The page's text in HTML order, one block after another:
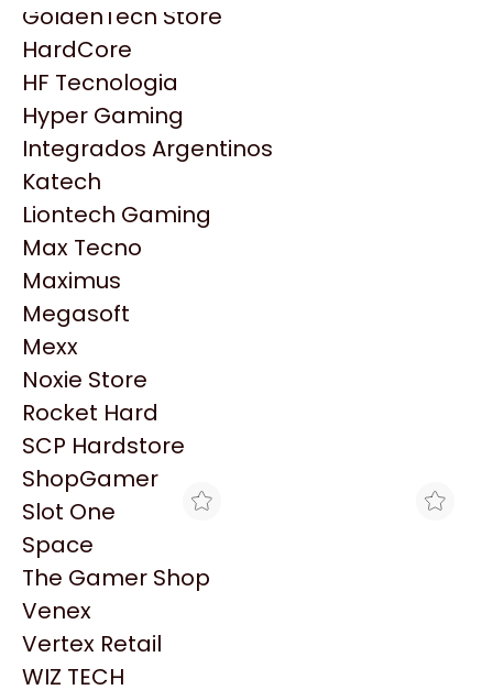
HP
HyperX
INNO3D
Intel
Kingston
Lenovo
Logitech
MSI
NVIDIA GeForce
NZXT
PNY
Palit
Philips
PowerColor
Razer
Redragon
Samsung
Sandisk
Sapphire
Seagate
GoldenTech Store
HardCore
HF Tecnologia
Hyper Gaming
Integrados Argentinos
Katech
Liontech Gaming
Max Tecno
Maximus
Megasoft
Mexx
Noxie Store
Rocket Hard
SCP Hardstore
ShopGamer
Slot One
Space
The Gamer Shop
Venex
Vertex Retail
WIZ TECH
Productos
Similares
Explorá más productos similares
GORILA GAMES
MOTHERBOARD MSI PRO